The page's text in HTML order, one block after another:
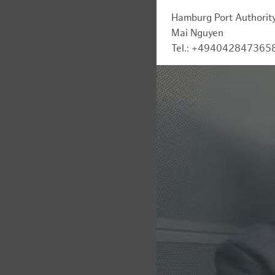
Hamburg Port
Mai Nguyen
Tel.: